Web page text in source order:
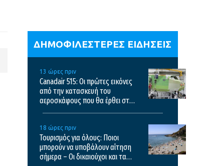
ΔΗΜΟΦΙΛΕΣΤΕΡΕΣ ΕΙΔΗΣΕΙΣ
13 ώρες πριν
Canadair 515: Οι πρώτες εικόνες
από την κατασκευή του
αεροσκάφους που θα έρθει στην
18 ώρες πριν
Τουρισμός για όλους: Ποιοι
μπορούν να υποβάλουν αίτηση
σήμερα – Οι δικαιούχοι και τα